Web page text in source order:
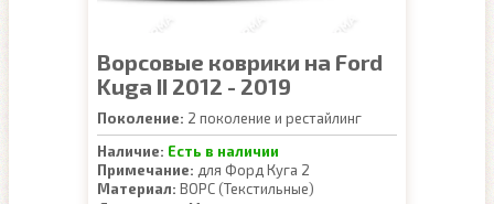
Ворсовые коврики на Ford
Kuga II 2012 - 2019
Поколение: 2 поколение и рестайлинг
Наличие: Есть в наличии
Примечание: для Форд Куга 2
Материал: ВОРС (Текстильные)